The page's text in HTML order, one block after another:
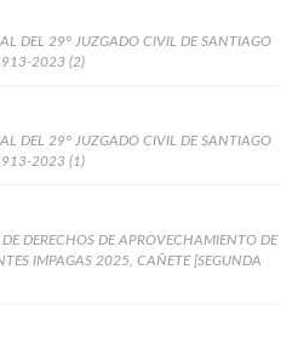
DEL 29° JUZGADO CIVIL DE SANTIAGO
2023 (2)
DEL 29° JUZGADO CIVIL DE SANTIAGO
2023 (1)
DERECHOS DE APROVECHAMIENTO DE
IMPAGAS 2025, CAÑETE [SEGUNDA